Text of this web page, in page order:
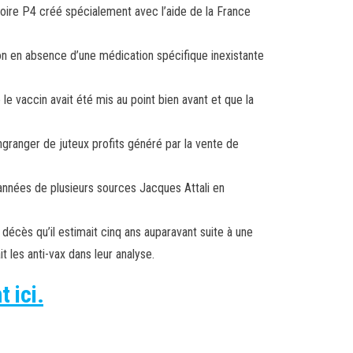
P4 créé spécialement avec l’aide de la France
en absence d’une médication spécifique inexistante
vaccin avait été mis au point bien avant et que la
de juteux profits généré par la vente de
de plusieurs sources Jacques Attali en
qu’il estimait cinq ans auparavant suite à une
les anti-vax dans leur analyse.
ici.